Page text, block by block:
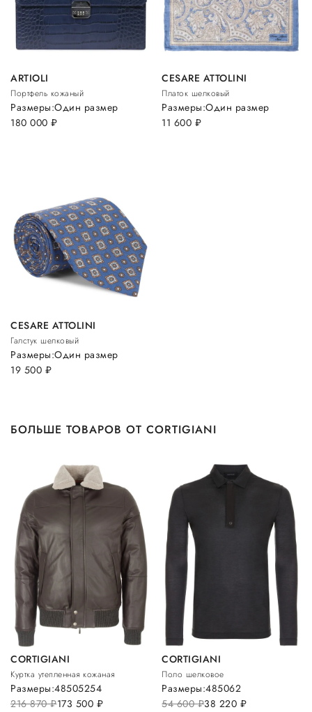
ARTIOLI
Портфель кожаный
180 000 руб.
Размеры:Один размер
CESARE ATTOLINI
Платок шелковый
11 600 руб.
Размеры:Один размер
CESARE ATTOLINI
Галстук шелковый
19 500 руб.
Размеры:Один размер
БОЛЬШЕ ТОВАРОВ ОТ CORTIGIANI
CORTIGIANI
Куртка утепленная кожаная
216 870руб.173 500 руб.
Размеры:48505254
CORTIGIANI
Поло шелковое
54 600руб.38 220 руб.
Размеры:485062